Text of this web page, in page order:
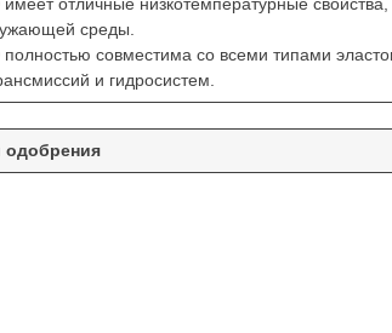
имеет отличные низкотемпературные
среды.
полностью совместима со всеми типами
и гидросистем.